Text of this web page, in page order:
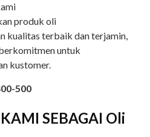
produk oli
kualitas terbaik dan terjamin,
untuk
kustomer.
500
SEBAGAI Oli